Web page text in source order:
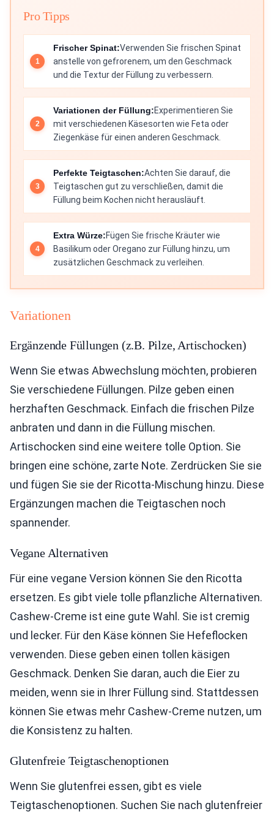
Pro Tipps
Frischer Spinat:Verwenden Sie frischen Spinat
anstelle von gefrorenem, um den Geschmack
und die Textur der Füllung zu verbessern.
Variationen der Füllung:Experimentieren Sie
mit verschiedenen Käsesorten wie Feta oder
Ziegenkäse für einen anderen Geschmack.
Perfekte Teigtaschen:Achten Sie darauf, die
Teigtaschen gut zu verschließen, damit die
Füllung beim Kochen nicht herausläuft.
Extra Würze:Fügen Sie frische Kräuter wie
Basilikum oder Oregano zur Füllung hinzu, um
zusätzlichen Geschmack zu verleihen.
Variationen
Ergänzende Füllungen (z.B. Pilze, Artischocken)
Wenn Sie etwas Abwechslung möchten, probieren
Sie verschiedene Füllungen. Pilze geben einen
herzhaften Geschmack. Einfach die frischen Pilze
anbraten und dann in die Füllung mischen.
Artischocken sind eine weitere tolle Option. Sie
bringen eine schöne, zarte Note. Zerdrücken Sie sie
und fügen Sie sie der Ricotta-Mischung hinzu. Diese
Ergänzungen machen die Teigtaschen noch
spannender.
Vegane Alternativen
Für eine vegane Version können Sie den Ricotta
ersetzen. Es gibt viele tolle pflanzliche Alternativen.
Cashew-Creme ist eine gute Wahl. Sie ist cremig
und lecker. Für den Käse können Sie Hefeflocken
verwenden. Diese geben einen tollen käsigen
Geschmack. Denken Sie daran, auch die Eier zu
meiden, wenn sie in Ihrer Füllung sind. Stattdessen
können Sie etwas mehr Cashew-Creme nutzen, um
die Konsistenz zu halten.
Glutenfreie Teigtaschenoptionen
Wenn Sie glutenfrei essen, gibt es viele
Teigtaschenoptionen. Suchen Sie nach glutenfreier